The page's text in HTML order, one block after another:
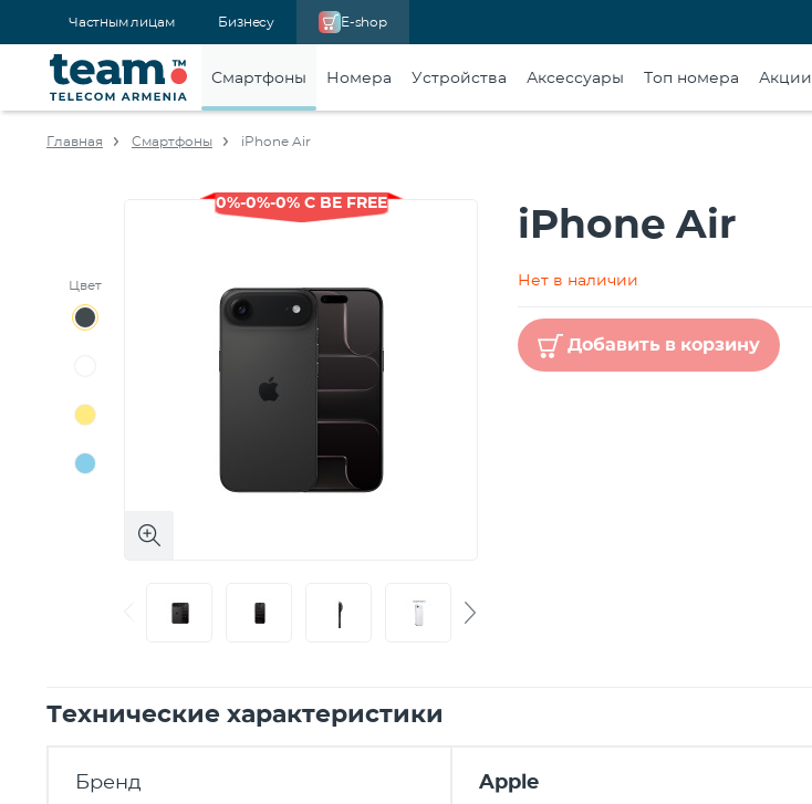
Частным лицам Бизнесу E-shop
Смартфоны Номера Устройства Аксессуары Топ номера Акции
Главная Смартфоны iPhone Air
Цвет
0%-0%-0% С BE FREE iPhone Air
Нет в наличии
Добавить в корзину
Технические характеристики
Бренд Apple